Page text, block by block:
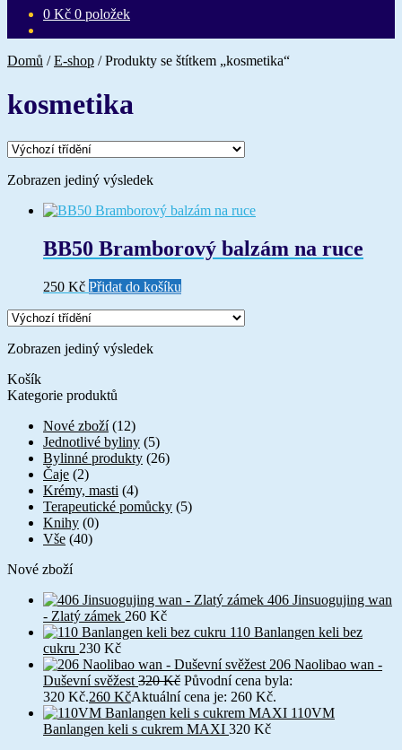
0 Kč 0 položek
Domů /E-shop /Produkty se štítkem „kosmetika“
kosmetika
Zobrazen jediný výsledek
BB50 Bramborový balzám na ruce
250 Kč Přidat do košíku
Zobrazen jediný výsledek
Košík
Kategorie produktů
Nové zboží (12)
Jednotlivé byliny (5)
Bylinné produkty (26)
Čaje (2)
Krémy, masti (4)
Terapeutické pomůcky (5)
Knihy (0)
Vše (40)
Nové zboží
406 Jinsuogujing wan
- Zlatý zámek 260 Kč
110 Banlangen keli bez
cukru 230 Kč
206 Naolibao wan -
Duševní svěžest 320Kč Původní cena byla:
320 Kč.260 KčAktuální cena je: 260 Kč.
110VM
Banlangen keli s cukrem MAXI 320 Kč